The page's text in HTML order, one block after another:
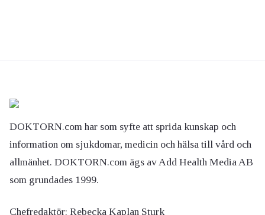
DOKTORN.com har som syfte att sprida kunskap och
information om sjukdomar, medicin och hälsa till vård och
allmänhet. DOKTORN.com ägs av Add Health Media AB
som grundades 1999.
Chefredaktör: Rebecka Kaplan Sturk